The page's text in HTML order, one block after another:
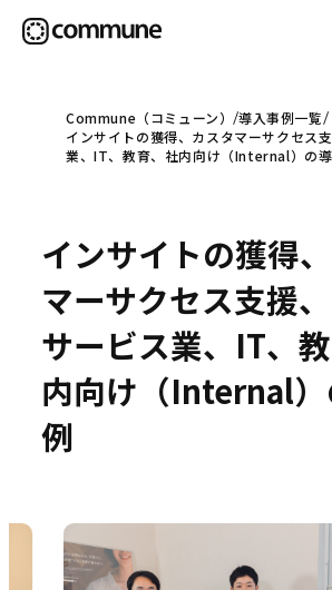
Communeについて
事例
セミナー
Commune（コミューン）
導入事例一覧
インサイトの獲得、カスタマーサクセス
業、IT、教育、社内向け（Internal）の
インサイトの獲得
マーサクセス支援、
サービス業、IT、
内向け（Internal
例